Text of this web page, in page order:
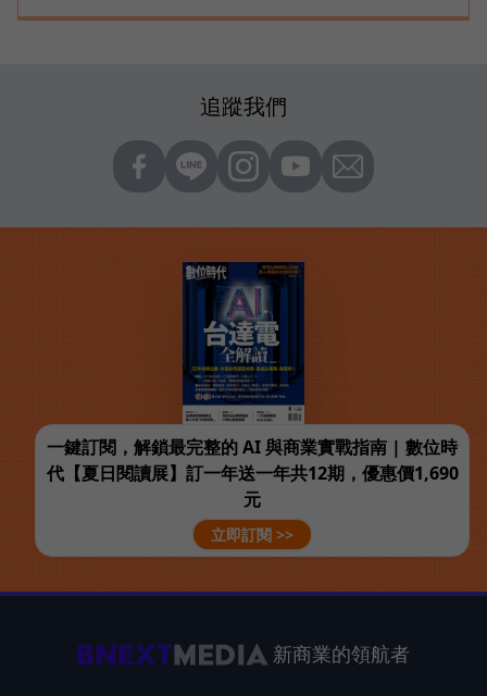
追蹤我們
一鍵訂閱，解鎖最完整的 AI 與商業實戰指南 | 數位時
代【夏日閱讀展】訂一年送一年共12期，優惠價1,690
元
立即訂閱 >>
新商業的領航者